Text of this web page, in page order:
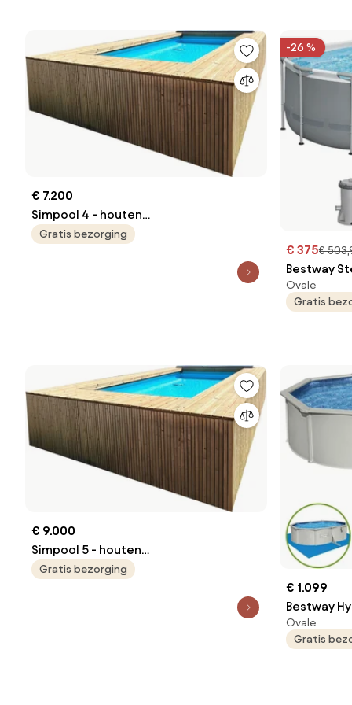
€ 7.200
Simpool 4 - houten
zwembadomkadering startpakket -
Gratis bezorging
-26 %
€ 375€
Bestway
x H100 cm
Ovale
Gratis
€ 9.000
Simpool 5 - houten
zwembadomkadering startpakket -
Gratis bezorging
€ 1.099
Bestway
ovaal -
Ovale
Gratis